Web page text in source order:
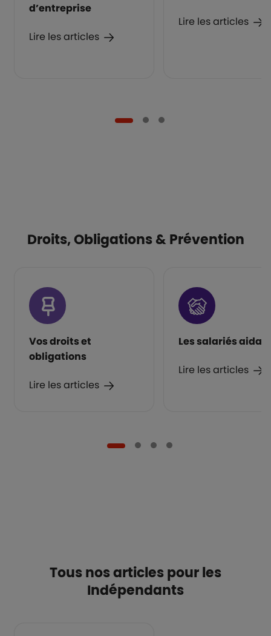
d’entreprise
Lire les articles
Lire les articles
Droits, Obligations & Prévention
Vos droits et
obligations
Lire les articles
Les salariés
Lire les articles
Tous nos articles pour les
Indépendants